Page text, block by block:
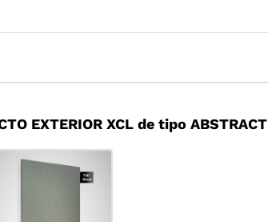
EXTERIOR XCL de tipo ABSTRACT